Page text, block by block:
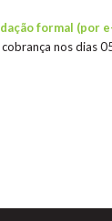
formal (por
nos dias